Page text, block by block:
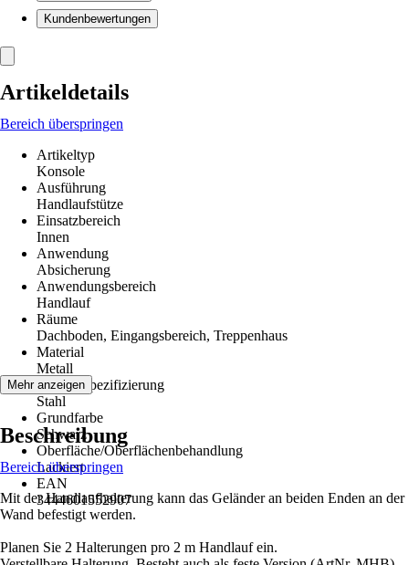
Kundenbewertungen
Artikeldetails
Bereich überspringen
Artikeltyp
Konsole
Ausführung
Handlaufstütze
Einsatzbereich
Innen
Anwendung
Absicherung
Anwendungsbereich
Handlauf
Räume
Dachboden, Eingangsbereich, Treppenhaus
Material
Metall
Materialspezifizierung
Stahl
Grundfarbe
Schwarz
Oberfläche/Oberflächenbehandlung
Lackiert
EAN
3444601552907
Mehr anzeigen
Beschreibung
Bereich überspringen
Mit der Handlaufhalterung kann das Geländer an beiden Enden an der
Wand befestigt werden.
Planen Sie 2 Halterungen pro 2 m Handlauf ein.